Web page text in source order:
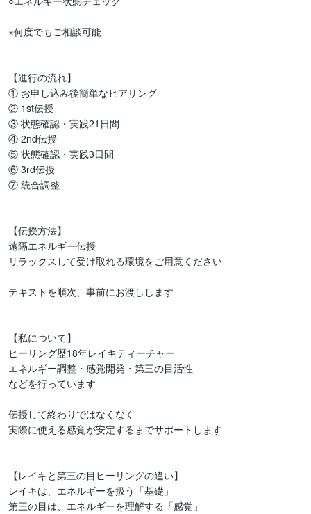
※何度でもご相談可能
【進行の流れ】
① お申し込み後簡単なヒアリング
② 1st伝授
③ 状態確認・実践21日間
④ 2nd伝授
⑤ 状態確認・実践3日間
⑥ 3rd伝授
⑦ 統合調整
【伝授方法】
遠隔エネルギー伝授
リラックスして受け取れる環境をご用意ください
テキストを順次、事前にお渡しします
【私について】
ヒーリング歴18年レイキティーチャー
エネルギー調整・感覚開発・第三の目活性
などを行っています
伝授して終わりではなくなく
実際に使える感覚が安定するまでサポートします
【レイキと第三の目ヒーリングの違い】
レイキは、エネルギーを扱う「基礎」
第三の目は、エネルギーを理解する「感覚」